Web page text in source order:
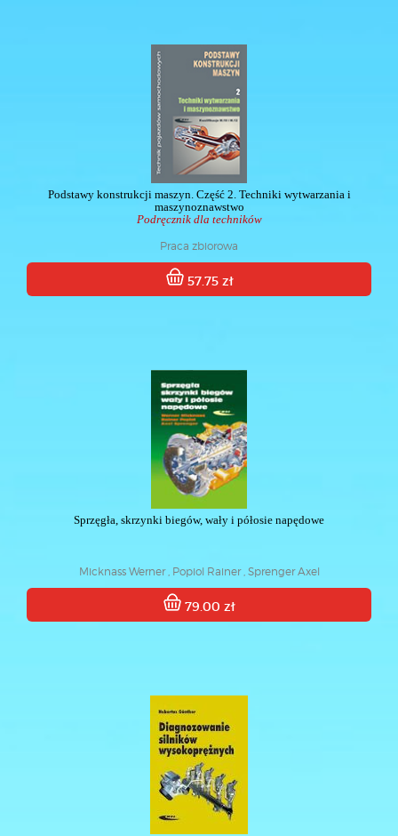
Podstawy konstrukcji maszyn. Część 2. Techniki wytwarzania i
maszynoznawstwo
Podręcznik dla techników
Praca zbiorowa
57.75 zł
Sprzęgła, skrzynki biegów, wały i półosie napędowe
Micknass Werner , Popiol Rainer , Sprenger Axel
79.00 zł